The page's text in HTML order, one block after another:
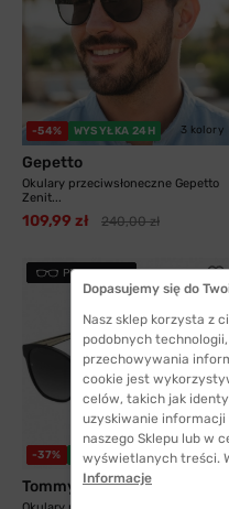
-54% WYSYŁKA 24H 3 kolory
Gepetto
Okulary przeciwsłoneczne Gepetto
Zenit...
109,99 zł 240,00 zł
PRZYMIERZ
-37% WYSYŁKA 24H 2 kolory
Tommy Hilfiger
Dopasujemy się do
Nasz sklep korzysta z
podobnych
przechowywania
cookie jest
celów, takich jak
uzyskiwanie informacji
naszego Sklepu lub w
wyświetlanych treści.
Informacje